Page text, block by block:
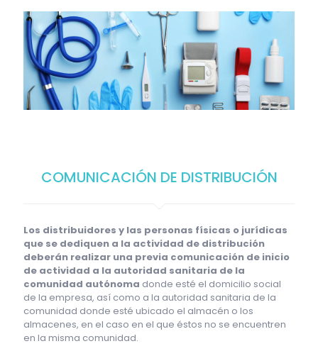
COMUNICACIÓN DE DISTRIBUCIÓN
Los distribuidores y las personas físicas o jurídicas
que se dediquen a la actividad de distribución
deberán realizar una previa comunicación de inicio
de actividad a la autoridad sanitaria de la
comunidad autónoma donde esté el domicilio social
de la empresa, así como a la autoridad sanitaria de la
comunidad donde esté ubicado el almacén o los
almacenes, en el caso en el que éstos no se encuentren
en la misma comunidad.